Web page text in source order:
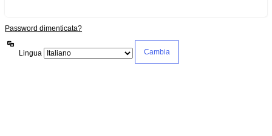
Password dimenticata?
Lingua